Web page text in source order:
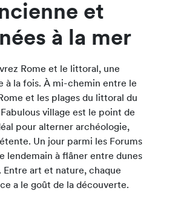
et
à la mer
Rome et le littoral, une
à la fois. À mi-chemin entre le
et les plages du littoral du
village est le point de
pour alterner archéologie,
Un jour parmi les Forums
lendemain à flâner entre dunes
Entre art et nature, chaque
a le goût de la découverte.